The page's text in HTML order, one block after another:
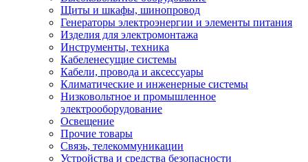
Щиты и шкафы, шинопровод
Генераторы электроэнергии и элементы питания
Изделия для электромонтажа
Инструменты, техника
Кабеленесущие системы
Кабели, провода и аксессуары
Климатические и инженерные системы
Низковольтное и промышленное
электрооборудование
Освещение
Прочие товары
Связь, телекоммуникации
Устройства и средства безопасности